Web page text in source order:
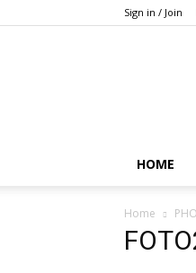
Sign in / Join
HOME
Home